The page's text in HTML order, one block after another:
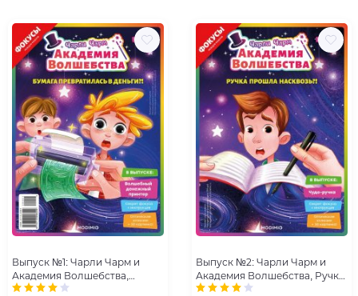
Выпуск №1: Чарли Чарм и
Академия Волшебства,
Бумага превратилась в
Выпуск №2: Чарли Чарм и
Академия Волшебства, Ручка
прошла насквозь